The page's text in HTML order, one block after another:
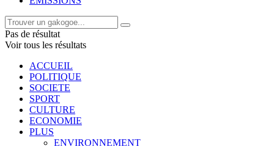
Pas de résultat
Voir tous les résultats
ACCUEIL
POLITIQUE
SOCIETE
SPORT
CULTURE
ECONOMIE
PLUS
ENVIRONNEMENT